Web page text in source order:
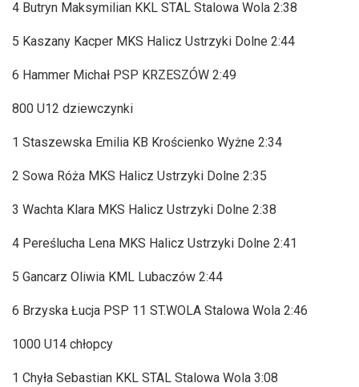
4 Butryn Maksymilian KKL STAL Stalowa Wola 2:38
5 Kaszany Kacper MKS Halicz Ustrzyki Dolne 2:44
6 Hammer Michał PSP KRZESZÓW 2:49
800 U12 dziewczynki
1 Staszewska Emilia KB Krościenko Wyżne 2:34
2 Sowa Róża MKS Halicz Ustrzyki Dolne 2:35
3 Wachta Klara MKS Halicz Ustrzyki Dolne 2:38
4 Pereślucha Lena MKS Halicz Ustrzyki Dolne 2:41
5 Gancarz Oliwia KML Lubaczów 2:44
6 Brzyska Łucja PSP 11 ST.WOLA Stalowa Wola 2:46
1000 U14 chłopcy
1 Chyła Sebastian KKL STAL Stalowa Wola 3:08